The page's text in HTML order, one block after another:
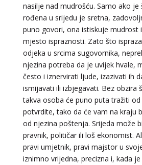
nasilje nad mudrošću. Samo ako je
rođena u srijedu je sretna,
puno govori, ona istiskuje mudrost
mjesto ispraznosti. Zato što
odjeka u srcima sugovornika,
njezina potreba da je uvijek hvale,
često i iznervirati ljude, izazivati ih
ismijavati ili izbjegavati. Bez obzira
takva osoba će puno puta tražiti
potvrdite, tako da će vam na kraju
od njezina poštenja. Srijeda može
pravnik, političar ili loš ekonomist.
pravi umjetnik, pravi majstor u
iznimno vrijedna, precizna i, kada